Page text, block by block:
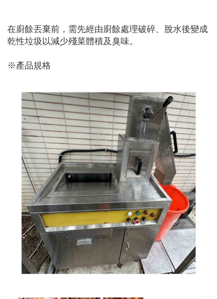
在廚餘丟棄前，需先經由廚餘處理破碎、脫水後變成
乾性垃圾以減少殘菜體積及臭味。
※產品規格